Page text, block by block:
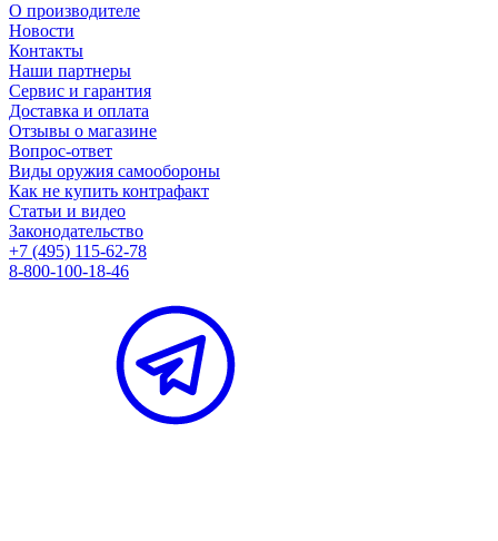
О производителе
Новости
Контакты
Наши партнеры
Сервис и гарантия
Доставка и оплата
Отзывы о магазине
Вопрос-ответ
Виды оружия самообороны
Как не купить контрафакт
Статьи и видео
Законодательство
+7 (495) 115-62-78
8-800-100-18-46